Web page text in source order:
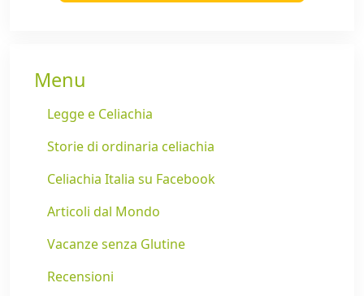
Menu
Legge e Celiachia
Storie di ordinaria celiachia
Celiachia Italia su Facebook
Articoli dal Mondo
Vacanze senza Glutine
Recensioni